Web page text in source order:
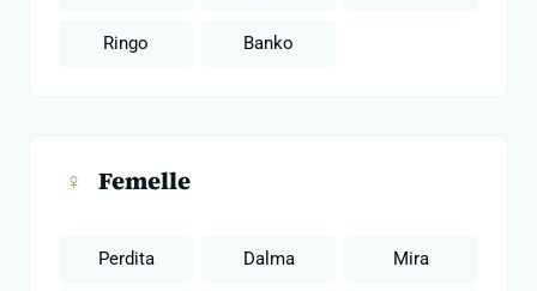
Ringo Banko
♀ Femelle
Perdita Dalma Mira